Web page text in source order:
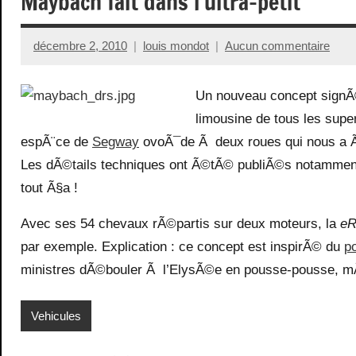
décembre 2, 2010 louis mondot Aucun commentaire
Un nouveau concept
limousine de tous les
espÃ¨ce de Segway ovoÃ¯de Ã deux roues qui nous
Les dÃ©tails techniques ont Ã©tÃ© publiÃ©s
tout Ã§a !
Avec ses 54 chevaux rÃ©partis sur deux moteurs, la
par exemple. Explication : ce concept est inspirÃ© du
ministres dÃ©bouler Ã l’ElysÃ©e en pousse-pousse,
Vehicules